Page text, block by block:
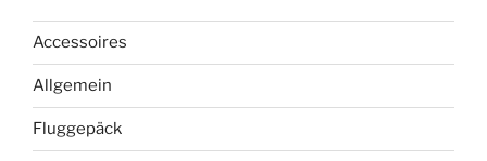
Accessoires
Allgemein
Fluggepäck